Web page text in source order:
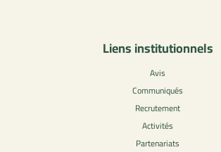
Liens institutionnels
Avis
Communiqués
Recrutement
Activités
Partenariats